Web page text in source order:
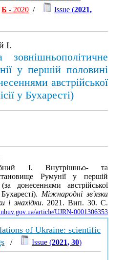
Б - 2020 / Issue (2021,
І.
у першій половині
австрійської
у Бухаресті)
І. Внутрішньо- та
Румунії у першій
донесеннями австрійської
Міжнародні зв'язки
і знахідки. 2021. Вип. 30. С.
article/UJRN-0001306353
of Ukraine: scientific
/ Issue (2021, 30)